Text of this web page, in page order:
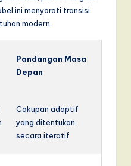
ini menyoroti transisi
modern.
Pandangan Masa
Depan
Cakupan adaptif
yang ditentukan
secara iteratif